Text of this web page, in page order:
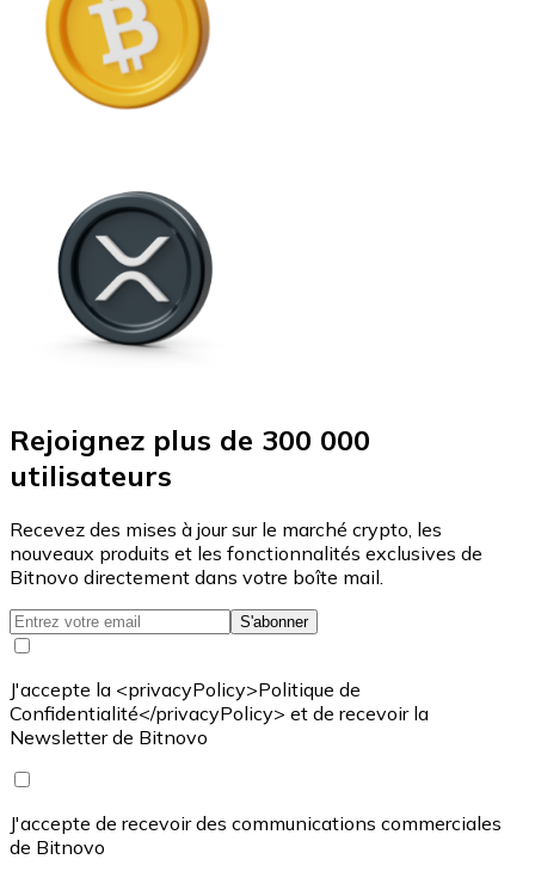
Rejoignez plus de 300 000
utilisateurs
Recevez des mises à jour sur le marché crypto, les
nouveaux produits et les fonctionnalités exclusives de
Bitnovo directement dans votre boîte mail.
S'abonner
J'accepte la <privacyPolicy>Politique de
Confidentialité</privacyPolicy> et de recevoir la
Newsletter de Bitnovo
J'accepte de recevoir des communications commerciales
de Bitnovo